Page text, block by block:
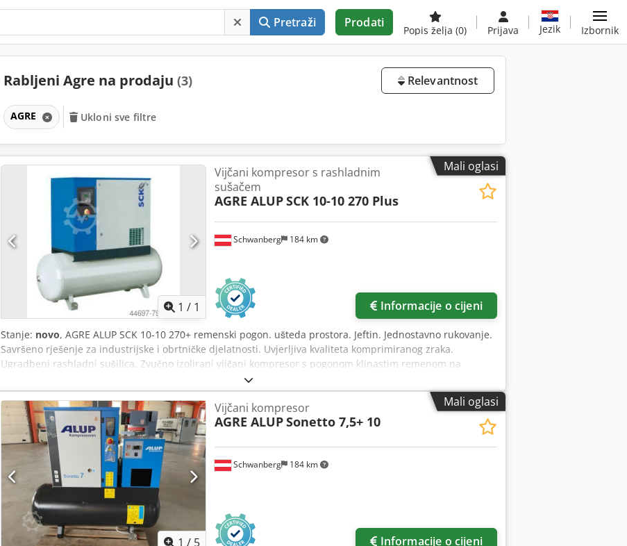
Pretraži Prodati
Popis želja (0) Prijava Jezik Izbornik
Rabljeni Agre na prodaju (3) Relevantnost
AGRE Ukloni sve filtre
Mali oglasi
1 / 1
Schwanberg 184 km
Vijčani kompresor s rashladnim
sušačem
AGRE ALUPSCK 10-10 270 Plus
Informacije o cijeni
Stanje: novo, AGRE ALUP SCK 10-10 270+ remenski pogon. ušteda prostora. Jeftin. Jednostavno rukovanje.
Savršeno rješenje za industrijske i obrtničke djelatnosti. Uvjerljiva kvaliteta komprimiranog zraka.
Ugradbeni rashladni sušilica. Zvučno izolirani vijčani kompresor s pogonom klinastim remenom na
spremniku komprimiranog zraka 270 l s ugrađenim rashladnim sušačem, integriranim ciklonskim
separatorom, s elektroničkim odvodom kondenzata i grafičkom kontrolom C55 Chsdpfxeixt H Nj Abtoa
Oprema u detalje: Koncept kompresije: Vijčani kompresor podmazan uljem Hlađenje: zračno Pogon:
Učinkoviti IE3 motor, remenski pogon Kontrola: fiksna brzina Kontrola: Aircontrol 5.0 Rashladni sušač:
priključen, rashladno sredstvo R513A Filtriranje: uključujući ciklonski separator Kontejner: ležeći, lakiran,
proizveden prema AD2000 Podaci o izvedbi: Protok pri radnom tlaku 9,5 bara = 1,06 m³/min Radni tlak min
/ max 5,5 / 10,0 bar Ukupna potrošnja energije pri 9,5 bara / puno opterećenje 10,2 kW nazivna snaga
motora; IP55 7,5kW Količina ulja 4 lt Mjere i težina: D x Š x V = 1530 x 662 x 1531 mm Težina: 310 kg Izlaz
komprimiranog zraka: G 1/2'' Sadržaj spremnika za komprimirani zrak: 270 lt
Mali oglasi
1 / 5
Schwanberg 184 km
Vijčani kompresor
AGRE ALUPSonetto 7,5+ 10
Informacije o cijeni